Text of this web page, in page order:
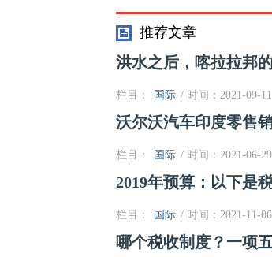
作;在此检查详细信息
推荐文章
洪水之后，喀拉拉邦
栏目： 国际 / 时间：2021-09-11
沃尔沃汽车印度零售
栏目： 国际 / 时间：2021-06-29
2019年预算：以下是
栏目： 国际 / 时间：2021-11-06
哪个税收制度？一项